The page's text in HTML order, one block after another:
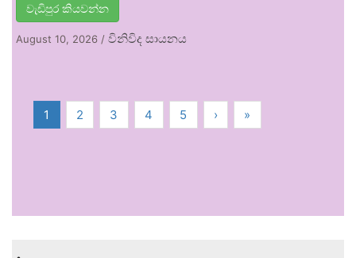
වැඩිපුර කියවන්න
August 10, 2026 / විනිවිද සායනය
1 2 3 4 5 › »
.